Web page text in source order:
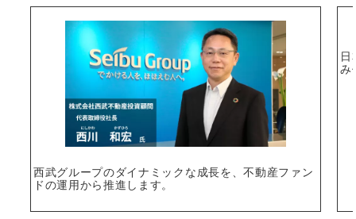
西武グループのダイナミックな成長を、不動産ファン
ドの運用から推進します。
日
み